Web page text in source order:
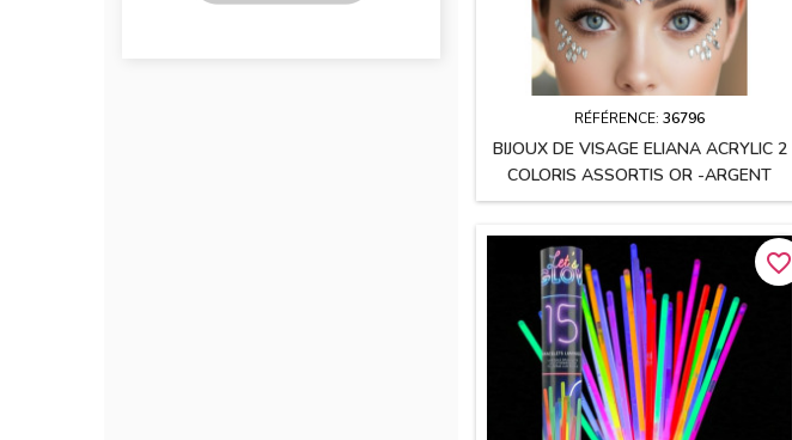
RÉFÉRENCE:36796
BIJOUX DE VISAGE ELIANA ACRYLIC 2
COLORIS ASSORTIS OR -ARGENT
favorite_border